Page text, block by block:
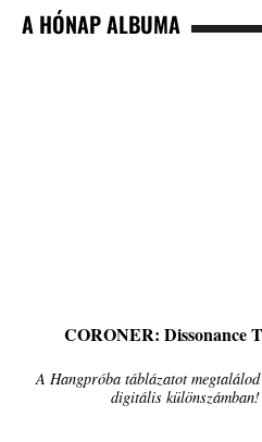
A HÓNAP ALBUMA
CORONER: Dissonance
A Hangpróba táblázatot
digitális különszámban!